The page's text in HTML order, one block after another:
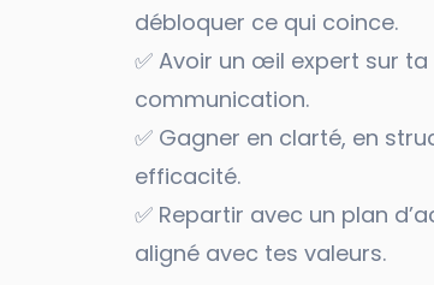
débloquer ce qui coince.
✅ Avoir un œil expert sur
communication.
✅ Gagner en clarté, en
efficacité.
✅ Repartir avec un plan
aligné avec tes valeurs.